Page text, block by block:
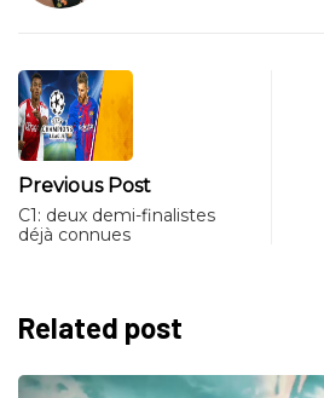
Previous Post
C1: deux demi-finalistes
déjà connues
Related post